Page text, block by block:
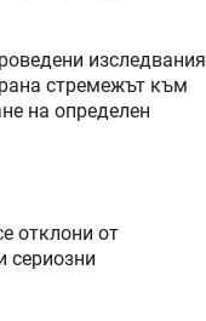
изследвания
стремежът към
на определен
отклони от
сериозни